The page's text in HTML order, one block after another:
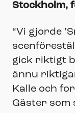
Stockholm,
“Vi gjorde
gick riktigt
ännu
Kalle och
Gäster som